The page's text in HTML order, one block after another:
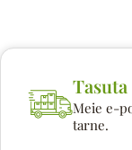
Meie e-
tarne.